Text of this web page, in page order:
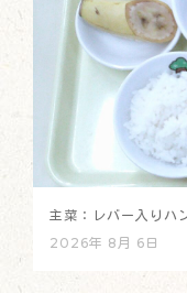
主菜：レバー入りハ
2026年 8月 6日